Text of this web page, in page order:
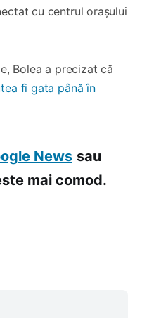
cu centrul orașului
Bolea a precizat că
fi gata până în
News sau
mai comod.